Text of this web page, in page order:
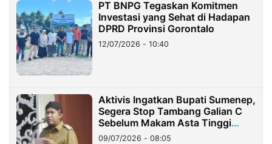
PT BNPG Tegaskan Komitmen
Investasi yang Sehat di Hadapan
DPRD Provinsi Gorontalo
12/07/2026 - 10:40
Aktivis Ingatkan Bupati Sumenep,
Segera Stop Tambang Galian C
Sebelum Makam Asta Tinggi
Longsor
09/07/2026 - 08:05